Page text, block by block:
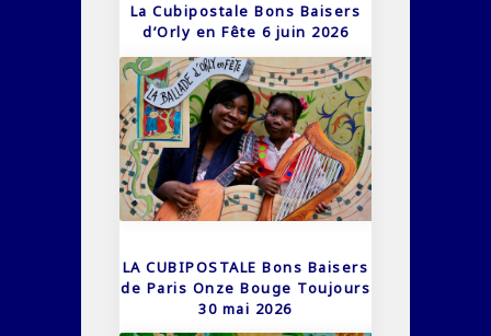
La Cubipostale Bons Baisers
d’Orly en Fête 6 juin 2026
LA CUBIPOSTALE Bons Baisers
de Paris Onze Bouge Toujours
30 mai 2026